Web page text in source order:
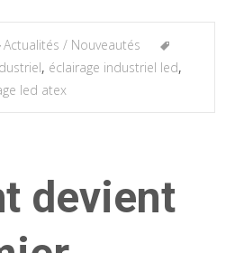
Actualités / Nouveautés
, éclairage industriel led,
led atex
devient